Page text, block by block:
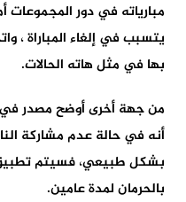
مبارياته في دور المجموعات
يتسبب في إلغاء المباراة ،
بها في مثل هاته الحالات.
من جهة أخرى أوضح مصدر في
أنه في حالة عدم مشاركة
بشكل طبيعي، فسيتم
بالحرمان لمدة عامين.